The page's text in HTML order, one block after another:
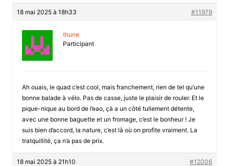
18 mai 2025 à 18h33 #11979
thune
Participant
Ah ouais, le quad c’est cool, mais franchement, rien de tel qu’une
bonne balade à vélo. Pas de casse, juste le plaisir de rouler. Et le
pique-nique au bord de l’eao, çà a un côté tullement détente,
avec une bonne baguette et un fromage, c’est le bonheur ! Je
suis bien d’accord, la nature, c’est là où on profite vraiment. La
tratquillité, ça n’a pas de prix.
18 mai 2025 à 21h10 #12006